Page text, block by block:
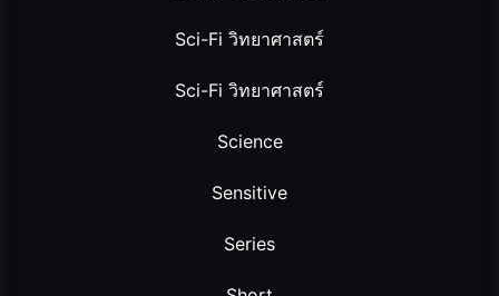
Sci-Fi วิทยาศาสตร์
Sci-Fi วิทยาศาสตร์
Science
Sensitive
Series